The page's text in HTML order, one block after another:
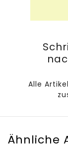
Alle
Ähnliche